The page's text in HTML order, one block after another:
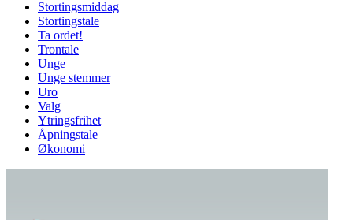
Stortingsmiddag
Stortingstale
Ta ordet!
Trontale
Unge
Unge stemmer
Uro
Valg
Ytringsfrihet
Åpningstale
Økonomi